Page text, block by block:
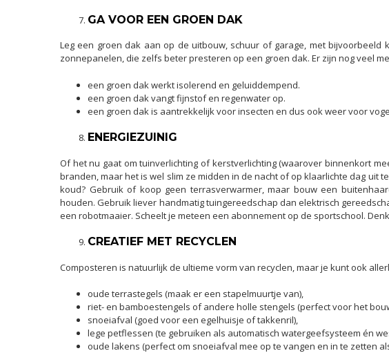
GA VOOR EEN GROEN DAK
Leg een groen dak aan op de uitbouw, schuur of garage, met
zonnepanelen, die zelfs beter presteren op een groen dak. Er zijn nog veel
een groen dak werkt isolerend en geluiddempend.
een groen dak vangt fijnstof en regenwater op.
een groen dak is aantrekkelijk voor insecten en dus ook weer voor
ENERGIEZUINIG
Of het nu gaat om tuinverlichting of kerstverlichting (waarover binnenkort
branden, maar het is wel slim ze midden in de nacht of op klaarlichte dag uit
koud? Gebruik of koop geen terrasverwarmer, maar bouw een
houden. Gebruik liever handmatig tuingereedschap dan elektrisch
een robotmaaier. Scheelt je meteen een abonnement op de sportschool.
CREATIEF MET RECYCLEN
Composteren is natuurlijk de ultieme vorm van recyclen, maar je kunt ook
oude terrastegels (maak er een stapelmuurtje van),
riet- en bamboestengels of andere holle stengels (perfect voor het
snoeiafval (goed voor een egelhuisje of takkenril),
lege petflessen (te gebruiken als automatisch watergeefsysteem én
oude lakens (perfect om snoeiafval mee op te vangen en in te zetten